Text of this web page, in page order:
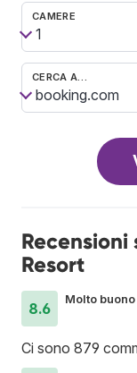
CAMERE
CERCA A…
Recensioni
Resort
8.6
Molto buono
Ci sono 879